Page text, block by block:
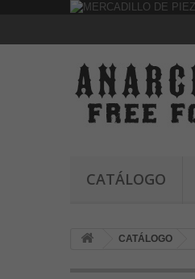
CATÁLOGO
CATÁLOGO